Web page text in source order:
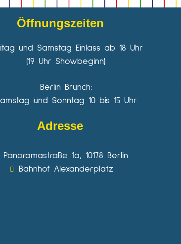
Öffnungszeiten
und Samstag Einlass ab 18 Uhr
(19 Uhr Showbeginn)
Berlin Brunch:
und Sonntag 10 bis 15 Uhr
Adresse
Panoramastraße 1a, 10178 Berlin
Bahnhof Alexanderplatz